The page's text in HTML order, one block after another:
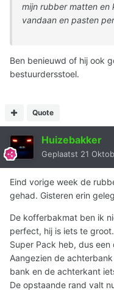
mijn rubber matten
vandaan en pasten
Ben benieuwd of hij ook
bestuurdersstoel.
Quote
Huizebakker
Geplaatst 21
Eind vorige week de
gehad. Gisteren erin
De kofferbakmat ben ik
perfect, hij is iets te
Super Pack heb, dus
Aangezien de
bank en de achterkant
De opstaande rand valt